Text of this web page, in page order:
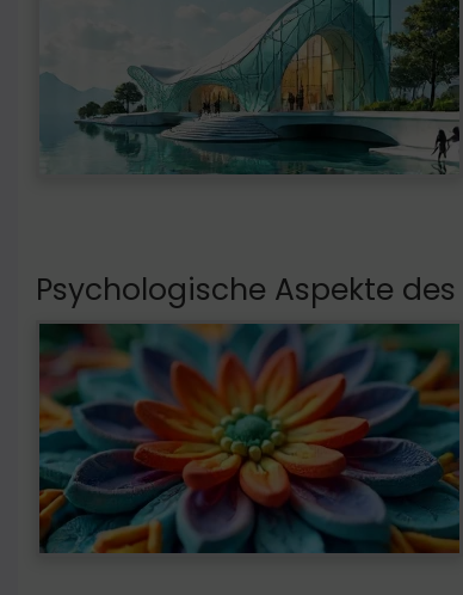
Psychologische Aspekte des